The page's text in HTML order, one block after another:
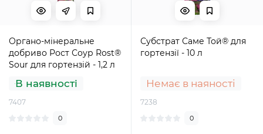
Органо-мінеральне
добриво Рост Соур Rost®
Sour для гортензій - 1,2 л
В наявності
7407
0
Субстрат Саме Той® для
гортензії - 10 л
Немає в наяності
7238
0